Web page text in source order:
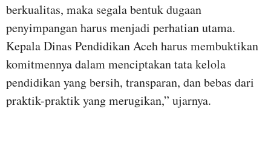
berkualitas, maka segala bentuk dugaan
penyimpangan harus menjadi perhatian utama.
Kepala Dinas Pendidikan Aceh harus membuktikan
komitmennya dalam menciptakan tata kelola
pendidikan yang bersih, transparan, dan bebas dari
praktik-praktik yang merugikan,” ujarnya.